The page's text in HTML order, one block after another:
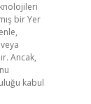
bir Yer
Ancak,
kabul